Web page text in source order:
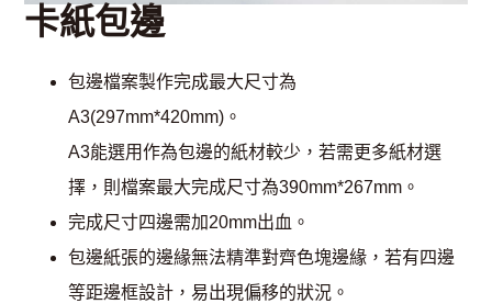
卡紙包邊
包邊檔案製作完成最大尺寸為
A3(297mm*420mm)。
A3能選用作為包邊的紙材較少，若需更多紙材選
擇，則檔案最大完成尺寸為390mm*267mm。
完成尺寸四邊需加20mm出血。
包邊紙張的邊緣無法精準對齊色塊邊緣，若有四邊
等距邊框設計，易出現偏移的狀況。